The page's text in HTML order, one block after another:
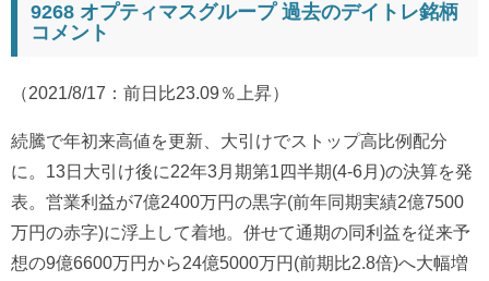
9268 オプティマスグループ 過去のデイトレ銘柄
コメント
（2021/8/17：前日比23.09％上昇）
続騰で年初来高値を更新、大引けでストップ高比例配分
に。13日大引け後に22年3月期第1四半期(4-6月)の決算を発
表。営業利益が7億2400万円の黒字(前年同期実績2億7500
万円の赤字)に浮上して着地。併せて通期の同利益を従来予
想の9億6600万円から24億5000万円(前期比2.8倍)へ大幅増